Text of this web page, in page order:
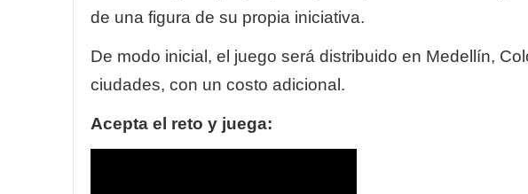
de una figura de su propia iniciativa.
De modo inicial, el juego será distribuido en Medellín,
ciudades, con un costo adicional.
Acepta el reto y juega: